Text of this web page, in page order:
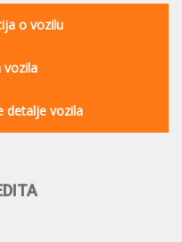
o vozilu
vozila
detalje vozila